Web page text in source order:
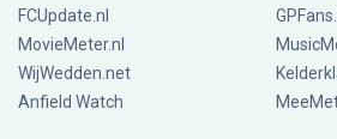
FCUpdate.nl
MovieMeter.nl
WijWedden.net
Anfield Watch